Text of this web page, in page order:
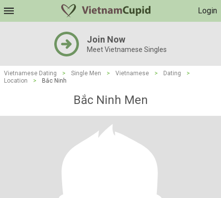
Login
Join Now
Meet Vietnamese Singles
Vietnamese Dating > Single Men > Vietnamese > Dating
>
Location
> Bắc Ninh
Bắc Ninh Men